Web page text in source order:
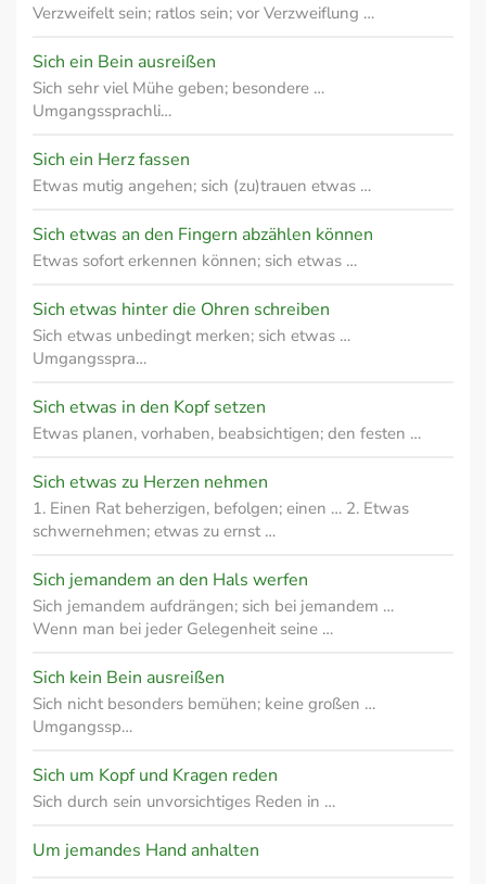
Verzweifelt sein; ratlos sein; vor Verzweiflung …
Sich ein Bein ausreißen
Sich sehr viel Mühe geben; besondere …
Umgangssprachli…
Sich ein Herz fassen
Etwas mutig angehen; sich (zu)trauen etwas …
Sich etwas an den Fingern abzählen können
Etwas sofort erkennen können; sich etwas …
Sich etwas hinter die Ohren schreiben
Sich etwas unbedingt merken; sich etwas …
Umgangsspra…
Sich etwas in den Kopf setzen
Etwas planen, vorhaben, beabsichtigen; den festen …
Sich etwas zu Herzen nehmen
1. Einen Rat beherzigen, befolgen; einen … 2. Etwas
schwernehmen; etwas zu ernst …
Sich jemandem an den Hals werfen
Sich jemandem aufdrängen; sich bei jemandem …
Wenn man bei jeder Gelegenheit seine …
Sich kein Bein ausreißen
Sich nicht besonders bemühen; keine großen …
Umgangssp…
Sich um Kopf und Kragen reden
Sich durch sein unvorsichtiges Reden in …
Um jemandes Hand anhalten